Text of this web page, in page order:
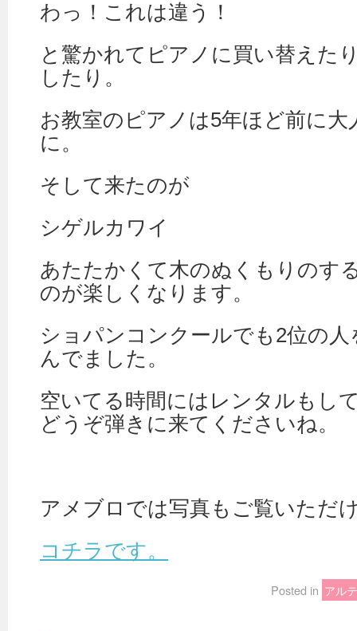
わっ！これは違う！
と驚かれてピアノに買い替えた
したり。
お教室のピアノは5年ほど前に
に。
そして来たのが
シゲルカワイ
あたたかくて木のぬくもりのす
のが楽しくなります。
ショパンコンクールでも2位の
んでました。
空いてる時間にはレンタルもし
どうぞ弾きに来てくださいね。
アメブロでは写真もご覧いただ
コチラです。
Posted in アル